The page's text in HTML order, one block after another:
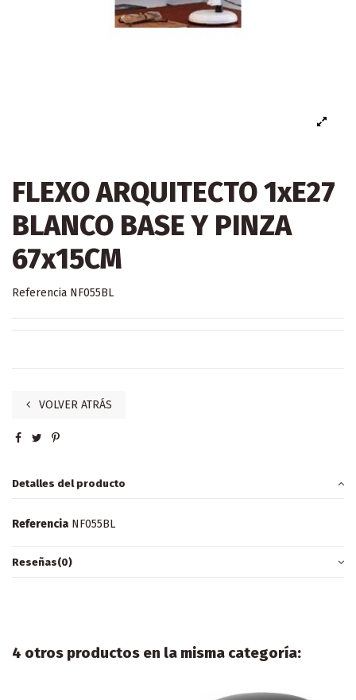
FLEXO ARQUITECTO 1xE27
BLANCO BASE Y PINZA
67x15CM
Referencia NF055BL
VOLVER ATRÁS
Detalles del producto
Referencia NF055BL
Reseñas(0)
4 otros productos en la misma categoría: